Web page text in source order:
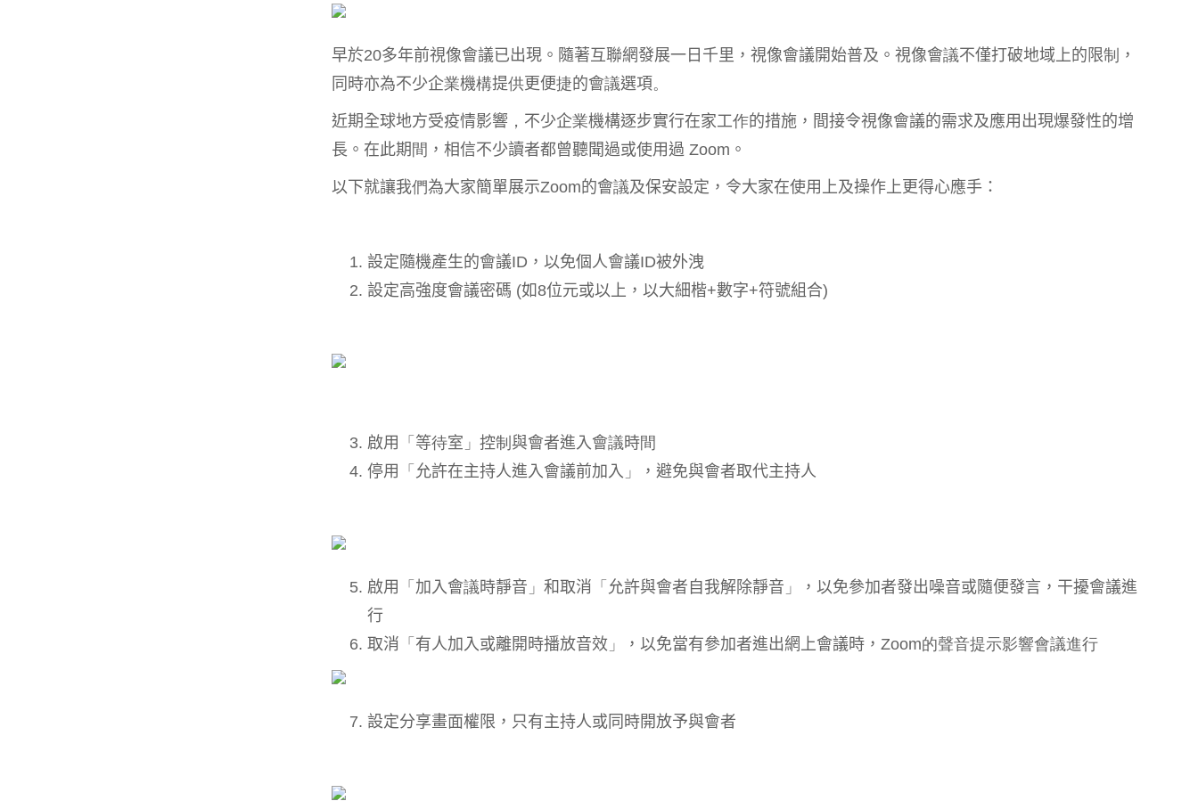
早於20多年前視像會議已出現。隨著互聯網發展一日千里，視像會議開始普及。視像會議不僅打破地域上的限制 ，
同時亦為不少企業機構提供更便捷的會議選項。
近期全球地方受疫情影響 ， 不少企業機構逐步實行在家工作的措施，間接令視像會議的需求及應用出現爆發性的增
長。在此期 間 ，相信不少讀者都曾聽聞過或使用過 Zoom 。
以下就讓我們為大家簡單展示Zoom的會議及保安設定，令大家在使用上及操作上更得心應手：
設定隨機產生的會議ID ，以免個人會議ID被外洩
設定高強度會議密碼 (如8位元或以上，以大細楷+數字+符號組合)
啟用 「 等待室 」 控制 與會者進入會議時間
停用
「 允許在主持人進入會議前加入 」 ，避免與會者取代主持人
啟用 「 加入會議時靜音 」 和取消 「 允許與會者自我解除靜音 」
，以免參加者發出噪音或隨便發言，干擾會議進
行
取消 「 有人加入或離開時播放音效 」 ，以免當有參加者進出網上會議時， Zoom的聲音提示影響會議進行
設定分享畫面權限，只有主持人或同時開放予與會者